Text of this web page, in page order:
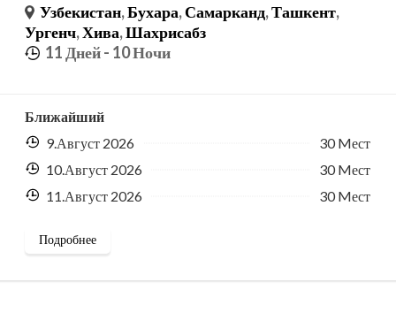
Узбекистан,Бухара,Самарканд,Ташкент,
Ургенч,Хива,Шахрисабз
11 Дней- 10 Ночи
Ближайший
9.Август 2026
30 Mест
10.Август 2026
30 Mест
11.Август 2026
30 Mест
Подробнее